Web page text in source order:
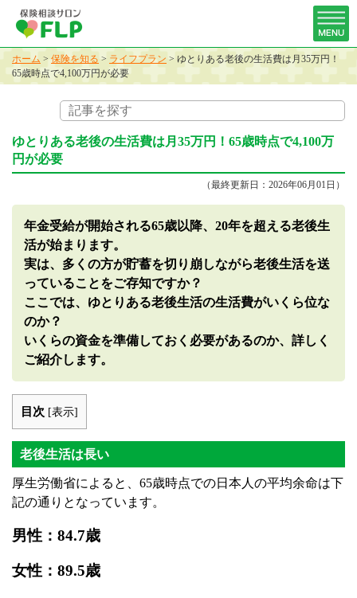
ホーム > 保険を知る > ライフプラン > ゆとりある老後の生活費は月35万円！
65歳時点で4,100万円が必要
ゆとりある老後の生活費は月35万円！65歳時点で4,100万
円が必要
（最終更新日：2026年06月01日）
年金受給が開始される65歳以降、20年を超える老後生
活が始まります。
実は、多くの方が貯蓄を切り崩しながら老後生活を送
っていることをご存知ですか？
ここでは、ゆとりある老後生活の生活費がいくら位な
のか？
いくらの資金を準備しておく必要があるのか、詳しく
ご紹介します。
目次 [表示]
老後生活は長い
厚生労働省によると、65歳時点での日本人の平均余命は下
記の通りとなっています。
男性：84.7歳
女性：89.5歳